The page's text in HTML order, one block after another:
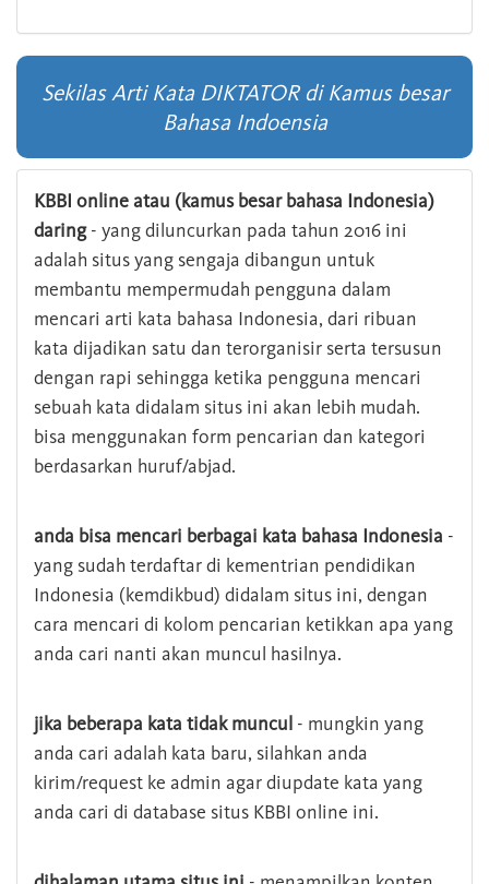
Sekilas Arti Kata DIKTATOR di Kamus besar
Bahasa Indoensia
KBBI online atau (kamus besar bahasa Indonesia)
daring- yang diluncurkan pada tahun 2016 ini
adalah situs yang sengaja dibangun untuk
membantu mempermudah pengguna dalam
mencari arti kata bahasa Indonesia, dari ribuan
kata dijadikan satu dan terorganisir serta tersusun
dengan rapi sehingga ketika pengguna mencari
sebuah kata didalam situs ini akan lebih mudah.
bisa menggunakan form pencarian dan kategori
berdasarkan huruf/abjad.
anda bisa mencari berbagai kata bahasa Indonesia -
yang sudah terdaftar di kementrian pendidikan
Indonesia (kemdikbud) didalam situs ini, dengan
cara mencari di kolom pencarian ketikkan apa yang
anda cari nanti akan muncul hasilnya.
jika beberapa kata tidak muncul - mungkin yang
anda cari adalah kata baru, silahkan anda
kirim/request ke admin agar diupdate kata yang
anda cari di database situs KBBI online ini.